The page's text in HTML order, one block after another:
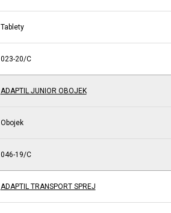
Tablety
023-20/C
ADAPTIL JUNIOR OBOJEK
Obojek
046-19/C
ADAPTIL TRANSPORT SPREJ